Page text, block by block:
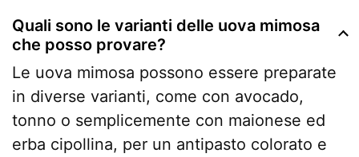
Quali sono le varianti delle uova mimosa
che posso provare?
Le uova mimosa possono essere preparate
in diverse varianti, come con avocado,
tonno o semplicemente con maionese ed
erba cipollina, per un antipasto colorato e